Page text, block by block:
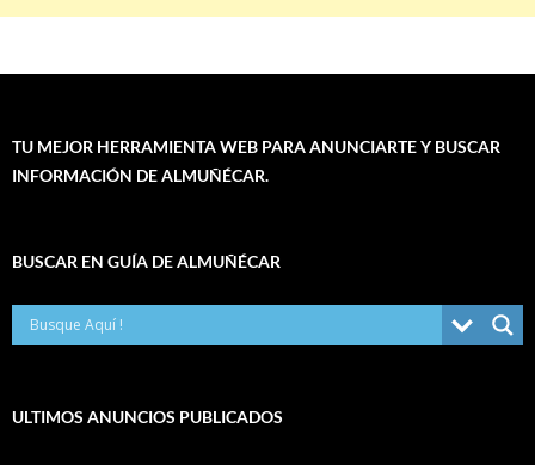
TU MEJOR HERRAMIENTA WEB PARA ANUNCIARTE Y BUSCAR
INFORMACIÓN DE ALMUÑÉCAR.
BUSCAR EN GUÍA DE ALMUÑÉCAR
ULTIMOS ANUNCIOS PUBLICADOS